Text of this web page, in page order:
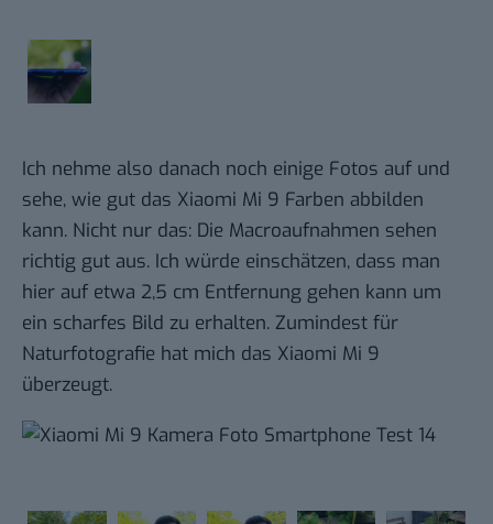
Ich nehme also danach noch einige Fotos auf und
sehe, wie gut das Xiaomi Mi 9 Farben abbilden
kann. Nicht nur das: Die Macroaufnahmen sehen
richtig gut aus. Ich würde einschätzen, dass man
hier auf etwa 2,5 cm Entfernung gehen kann um
ein scharfes Bild zu erhalten. Zumindest für
Naturfotografie hat mich das Xiaomi Mi 9
überzeugt.